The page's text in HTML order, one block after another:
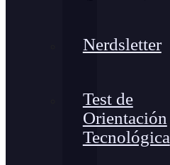
Nerdsletter
Test de
Orientación
Tecnológica